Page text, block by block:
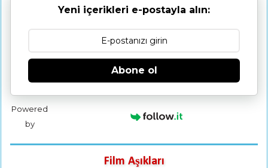
Yeni içerikleri e-postayla alın:
Abone ol
Powered
by
Film Aşıkları